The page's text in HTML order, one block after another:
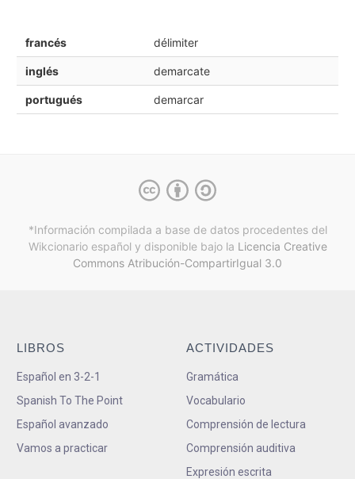
francés délimiter
inglés demarcate
portugués demarcar
*Información compilada a base de datos procedentes del
Wikcionario español y disponible bajo la Licencia Creative
Commons Atribución-CompartirIgual 3.0
LIBROS
Español en 3-2-1
Spanish To The Point
Español avanzado
Vamos a practicar
ACTIVIDADES
Gramática
Vocabulario
Comprensión de lectura
Comprensión auditiva
Expresión escrita